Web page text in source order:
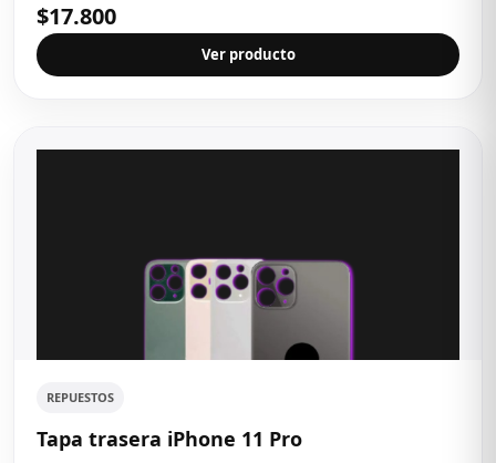
$17.800
Ver producto
REPUESTOS
Tapa trasera iPhone 11 Pro